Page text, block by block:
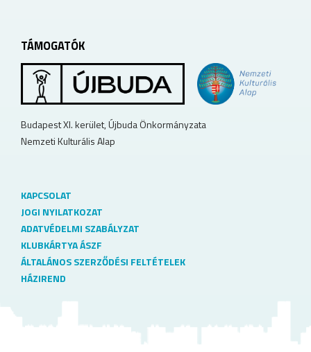
TÁMOGATÓK
Budapest XI. kerület, Újbuda Önkormányzata
Nemzeti Kulturális Alap
KAPCSOLAT
JOGI NYILATKOZAT
ADATVÉDELMI SZABÁLYZAT
KLUBKÁRTYA ÁSZF
ÁLTALÁNOS SZERZŐDÉSI FELTÉTELEK
HÁZIREND